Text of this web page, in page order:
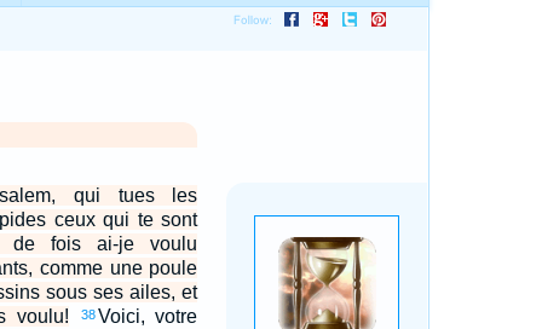
qui tues les
ceux qui te sont
de fois ai-je voulu
comme une poule
sous ses ailes, et
voulu!
38Voici, votre